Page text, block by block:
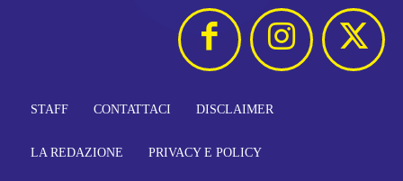
STAFF CONTATTACI DISCLAIMER
LA REDAZIONE PRIVACY E POLICY